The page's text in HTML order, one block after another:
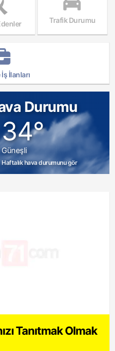
Trafik Durumu
İş İlanları
Durumu
34°
Güneşli
Haftalık hava durumunu gör
Tanıtmak Olmak